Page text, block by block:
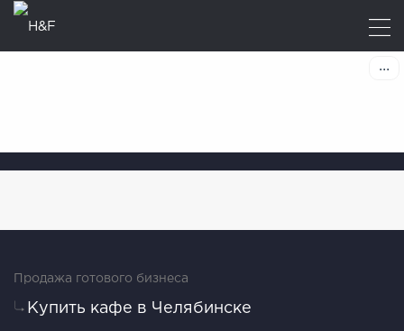
Продажа готового бизнеса
Купить кафе в Челябинске